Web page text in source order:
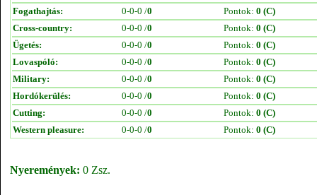
Fogathajtás:
0-0-0 /0 Pontok: 0 (C)
Cross-country:
0-0-0 /0 Pontok: 0 (C)
Ügetés:
0-0-0 /0 Pontok: 0 (C)
Lovaspóló:
0-0-0 /0 Pontok: 0 (C)
Military:
0-0-0 /0 Pontok: 0 (C)
Hordókerülés:
0-0-0 /0 Pontok: 0 (C)
Cutting:
0-0-0 /0 Pontok: 0 (C)
Western pleasure:
0-0-0 /0 Pontok: 0 (C)
Nyeremények: 0 Zsz.